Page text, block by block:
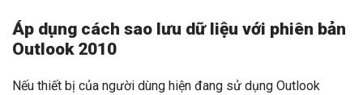
Áp dụng cách sao lưu dữ liệu với phiên bản
Outlook 2010
Nếu thiết bị của người dùng hiện đang sử dụng Outlook